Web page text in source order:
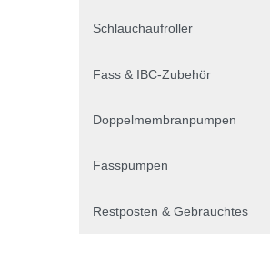
Schlauchaufroller
Fass & IBC-Zubehör
Doppelmembranpumpen
Fasspumpen
Restposten & Gebrauchtes